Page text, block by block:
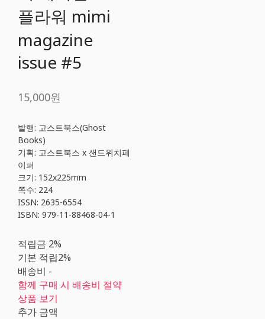
플라워 mimi
magazine
issue #5
15,000원
발행: 고스트북스(Ghost
Books)
기획: 고스트북스 x 샌드위치페
이퍼
크기: 152x225mm
쪽수: 224
ISSN: 2635-6554
ISBN: 979-11-88468-04-1
적립금 2%
기본 적립2%
배송비 -
함께 구매 시 배송비 절약
상품 보기
추가 금액